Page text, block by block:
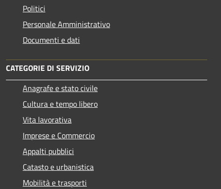
Politici
Personale Amministrativo
Documenti e dati
CATEGORIE DI SERVIZIO
Anagrafe e stato civile
Cultura e tempo libero
Vita lavorativa
Imprese e Commercio
Appalti pubblici
Catasto e urbanistica
Mobilità e trasporti